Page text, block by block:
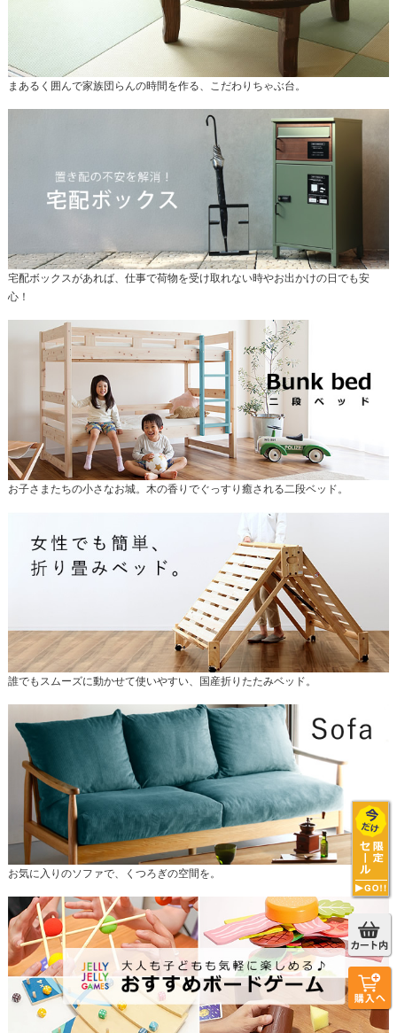
まあるく囲んで家族団らんの時間を作る、こだわりちゃぶ台。
宅配ボックスがあれば、仕事で荷物を受け取れない時やお出かけの日でも安
心！
お子さまたちの小さなお城。木の香りでぐっすり癒される二段ベッド。
誰でもスムーズに動かせて使いやすい、国産折りたたみベッド。
お気に入りのソファで、くつろぎの空間を。